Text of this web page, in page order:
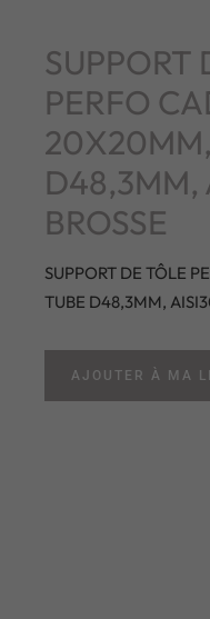
SUPPORT
PERFO
D48,3MM,
BROSSE
SUPPORT DE TÔLE
TUBE D48,3MM,
AJOUTER À MA